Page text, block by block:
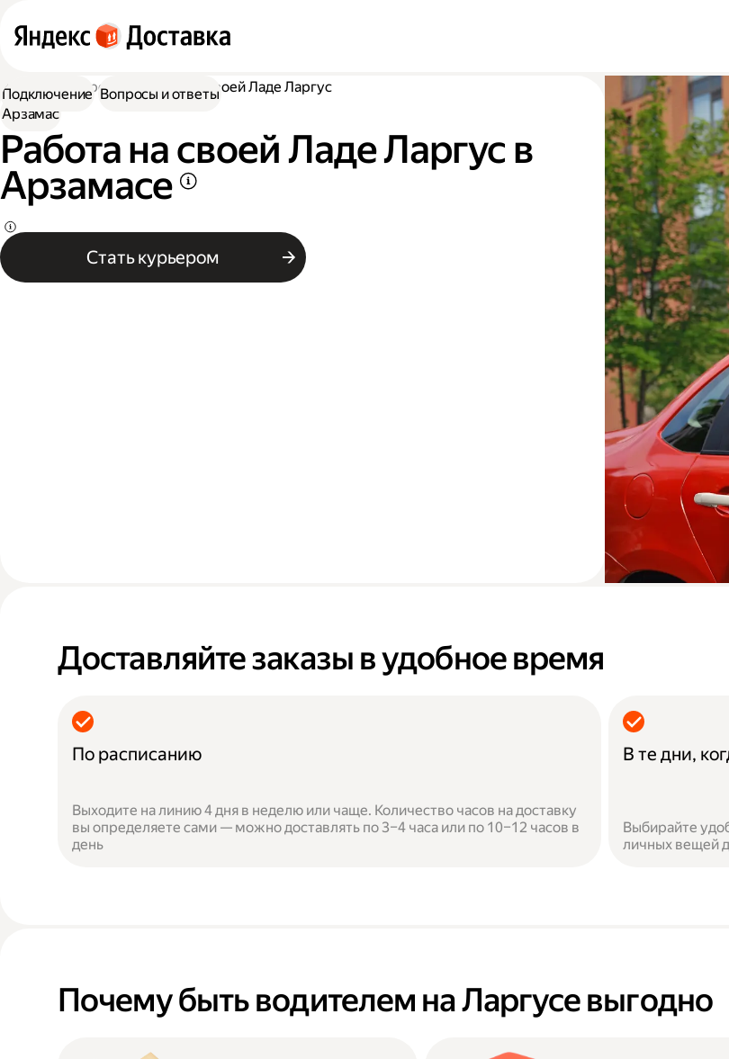
Работа курьером
Работа на своей Ладе Ларгус
Арзамас
Работа на своей Ладе Ларгус в
Арзамасе
Стать курьером
Подключение Вопросы и ответы
Доставляйте заказы в удобное время
По расписанию
Выходите на линию 4 дня в неделю или чаще. Количество часов на доставку
вы определяете сами — можно доставлять по 3–4 часа или по 10–12 часов в
день
В те дни,
Выбирайте
личных вещей
Почему быть водителем на Ларгусе выгодно